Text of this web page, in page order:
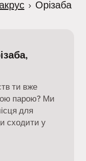
› Орізаба
ти вже
парою? Ми
для
сходити у